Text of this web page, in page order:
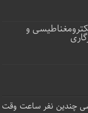
و
چندین نفر ساعت‌ وقت